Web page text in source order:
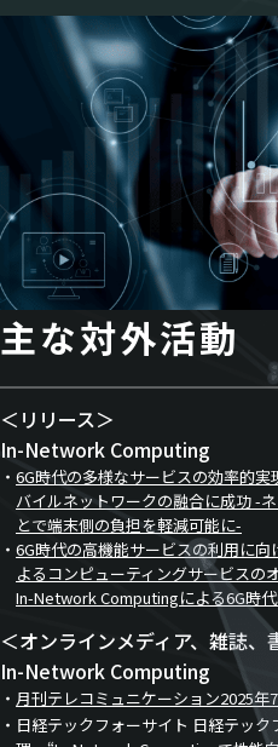
主な対外活動
＜リリース＞
In-Network Computing
6G時代の多様なサービスの効率的
バイルネットワークの融合に成功 -
とで端末側の負担を軽減可能に-
6G時代の高機能サービスの利用に
よるコンピューティングサービスの
In-Network Computingによる6G時
＜オンラインメディア、雑誌、
In-Network Computing
月刊テレコミュニケーション2025年
日経テックフォーサイト 日経テッ